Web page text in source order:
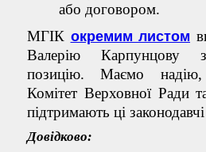
або договором.
МГІК окремим листом
Валерію Карпунцову
позицію. Маємо
Комітет Верховної Ради
підтримають ці законодавчі
Довідково: